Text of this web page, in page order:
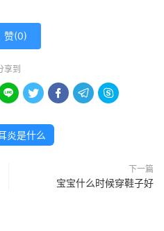
赞(0)
享到
    
炎是什么
下一篇
宝宝什么时候穿鞋子好